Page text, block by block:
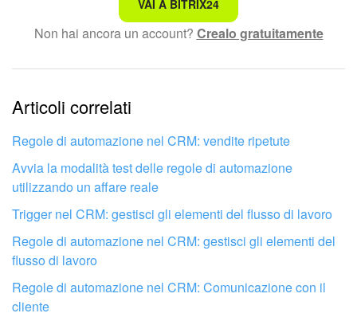
Per specificare un nuovo valore di campo, fai clic sui tre
dal modulo dell'elemento CRM. Questi dati verranno
Quando un affare passa alla fase
di automazione cambia il valore del campoIndirizzo
nei
dettagli del contatto.
Tipo di indirizzo . Seleziona il tipo di indirizzo: legale, strada
o altro.
Testo complesso e incomprensibile
Le informazioni sono obsolete.
Troppo breve, ho bisogno di maggiori informazioni.
Non mi soddisfa come funziona questo strumento
VAI A BITRIX24
Non hai ancora un account? Crealo gratuitamente
Articoli correlati
Regole di automazione nel CRM: vendite ripetute
Avvia la modalità test delle regole di automazione
utilizzando un affare reale
Trigger nel CRM: gestisci gli elementi del flusso di lavoro
Regole di automazione nel CRM: gestisci gli elementi del
flusso di lavoro
Regole di automazione nel CRM: Comunicazione con il
cliente